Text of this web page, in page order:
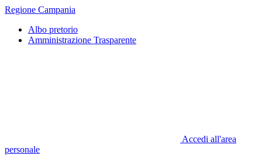
Regione Campania
Albo pretorio
Amministrazione Trasparente
Accedi all'area
personale